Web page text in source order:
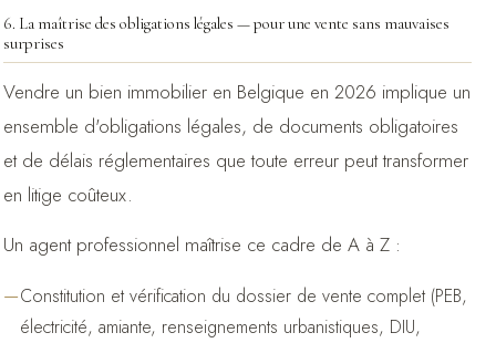
6. La maîtrise des obligations légales — pour une vente sans mauvaises
surprises
Vendre un bien immobilier en Belgique en 2026 implique un
ensemble d'obligations légales, de documents obligatoires
et de délais réglementaires que toute erreur peut transformer
en litige coûteux.
Un agent professionnel maîtrise ce cadre de A à Z :
Constitution et vérification du dossier de vente complet (PEB,
électricité, amiante, renseignements urbanistiques, DIU,